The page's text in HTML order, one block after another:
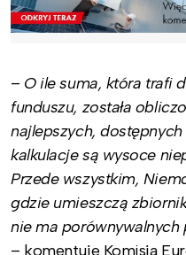
– O ile suma, która trafi
funduszu, została
najlepszych,
kalkulacje są wysoce
Przede wszystkim,
gdzie umieszczą
nie ma porównywalnych
– komentuje Komisja